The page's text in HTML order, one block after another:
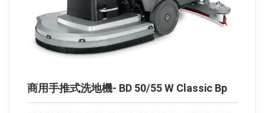
商用手推式洗地機- BD 50/55 W Classic Bp